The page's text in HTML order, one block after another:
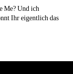
Me? Und ich
Ihr eigentlich das